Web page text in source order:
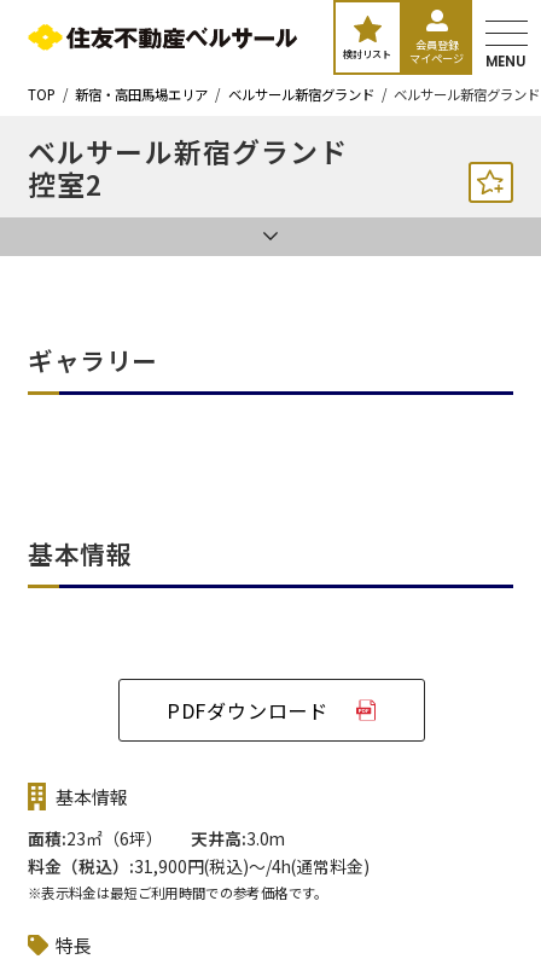
検討リスト
会員登録
マイページ
MENU
TOP
新宿・高田馬場エリア ベルサール新宿グランド ベルサール新宿グラン
ベルサール新宿グランド
控室2
ギャラリー
基本情報
PDFダウンロード
基本情報
面積 23㎡（6坪） 天井高 3.0m
料金（税込）
31,900円(税込)〜/4h(通常料金)
※表示料金は最短ご利用時間での参考価格です。
特長